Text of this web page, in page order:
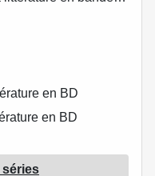
en BD
en BD
séries